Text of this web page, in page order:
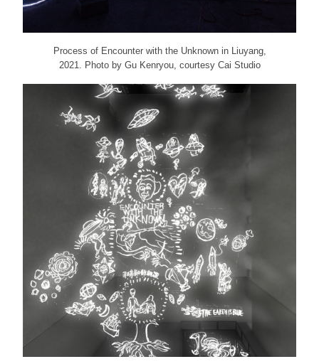
Process of Encounter with the Unknown in Liuyang,
2021. Photo by Gu Kenryou, courtesy Cai Studio